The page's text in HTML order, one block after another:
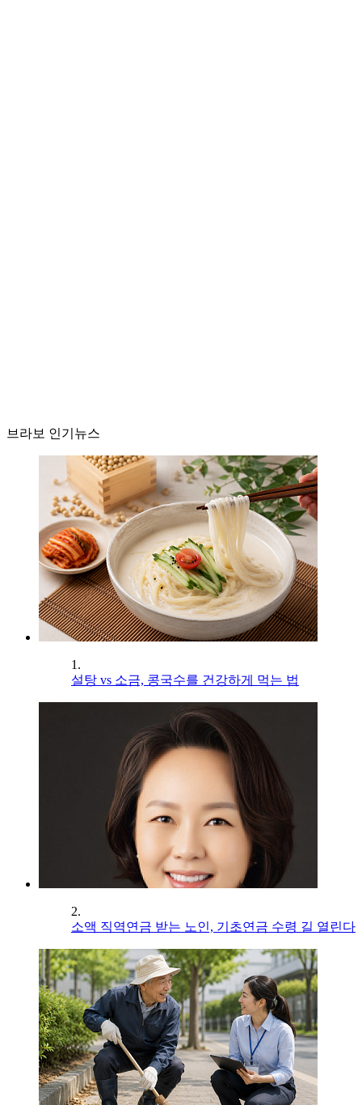
브라보 인기뉴스
1.
설탕 vs 소금, 콩국수를 건강하게 먹는 법
2.
소액 직역연금 받는 노인, 기초연금 수령 길 열린다